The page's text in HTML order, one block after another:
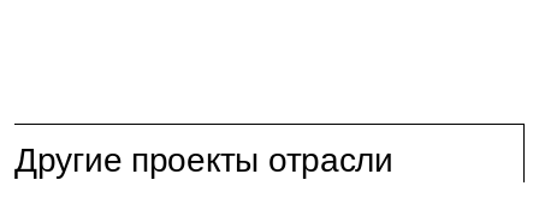
Другие проекты отрасли